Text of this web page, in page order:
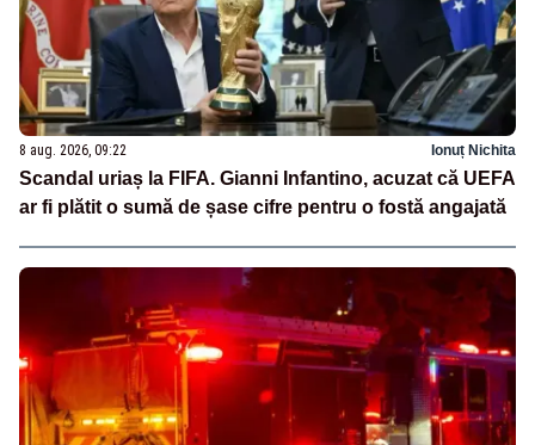
8 aug. 2026, 09:22 Ionuț Nichita
Scandal uriaș la FIFA. Gianni Infantino, acuzat că UEFA
ar fi plătit o sumă de șase cifre pentru o fostă angajată